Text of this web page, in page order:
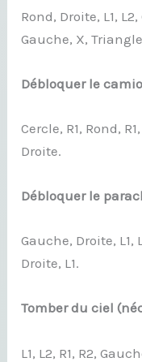
Rond, Droite, L1, L2,
Gauche, X,
Débloquer le
Cercle, R1, Rond,
Droite.
Débloquer le
Gauche, Droite, L1,
Droite, L1.
Tomber du ciel
L1, L2, R1, R2,